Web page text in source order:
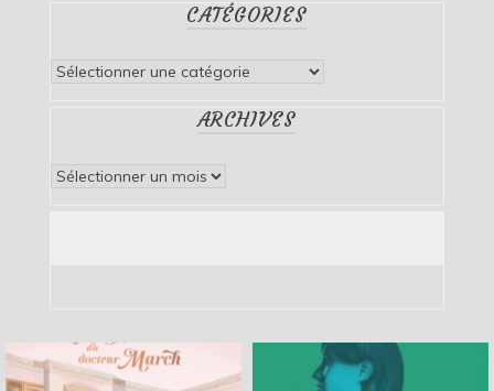
CATÉGORIES
Catégories
ARCHIVES
Archives